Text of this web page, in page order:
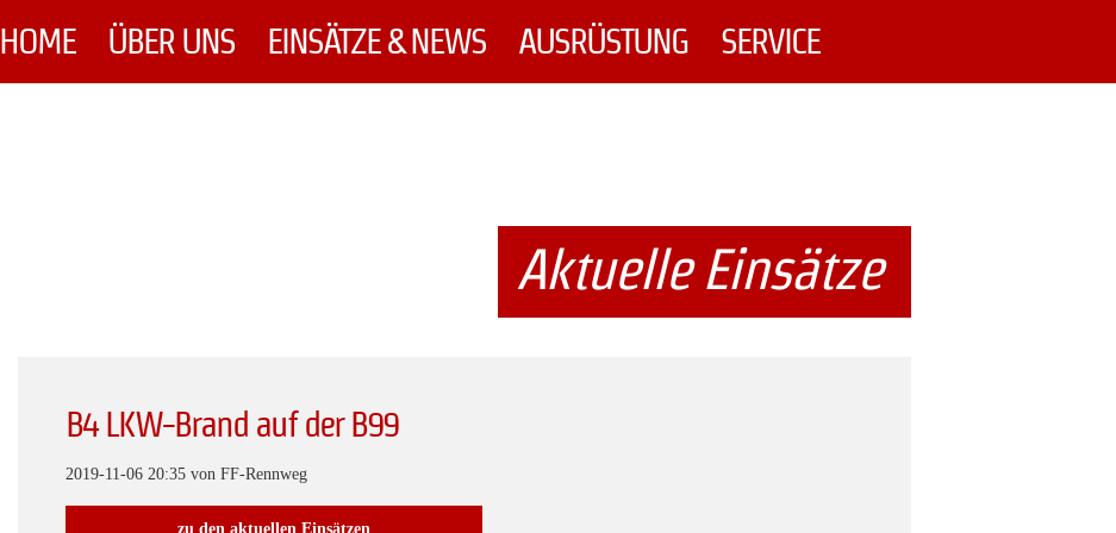
HOME ÜBER UNS EINSÄTZE & NEWS AUSRÜSTUNG SERVICE
Aktuelle Einsätze
B4 LKW-Brand auf der B99
2019-11-06 20:35 von FF-Rennweg
zu den aktuellen Einsätzen